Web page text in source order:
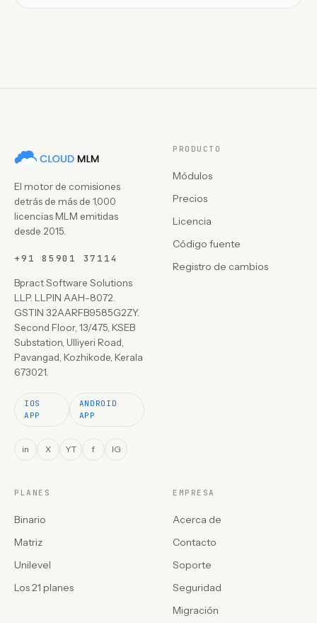
El motor de comisiones
detrás de más de 1,000
licencias MLM emitidas
desde 2015.
+91 85901 37114
Bpract Software Solutions
LLP. LLPIN AAH-8072.
GSTIN 32AARFB9585G2ZY.
Second Floor, 13/475, KSEB
Substation, Ulliyeri Road,
Pavangad, Kozhikode, Kerala
673021.
IOS
APP
ANDROID
APP
in X YT f IG
PRODUCTO
Módulos
Precios
Licencia
Código fuente
Registro de cambios
PLANES
Binario
Matriz
Unilevel
Los 21 planes
EMPRESA
Acerca de
Contacto
Soporte
Seguridad
Migración